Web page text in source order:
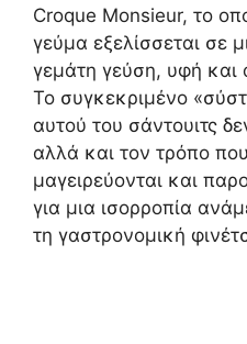
Croque Monsieur, το
γεύμα εξελίσσεται σε
γεμάτη γεύση, υφή
Το συγκεκριμένο
αυτού του σάντουιτς
αλλά και τον τρόπο
μαγειρεύονται και
για μια ισορροπία
τη γαστρονομική